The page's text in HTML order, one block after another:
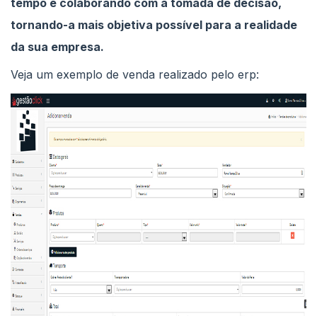
tempo e colaborando com a tomada de decisão,
tornando-a mais objetiva possível para a realidade
da sua empresa.
Veja um exemplo de venda realizado pelo erp: